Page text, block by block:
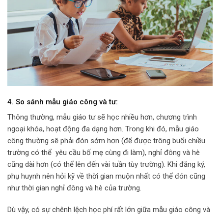
4. So sánh mẫu giáo công và tư:
Thông thường, mẫu giáo tư sẽ học nhiều hơn, chương trình
ngoại khóa, hoạt động đa dạng hơn. Trong khi đó, mẫu giáo
công thường sẽ phải đón sớm hơn (để được trông buổi chiều
trường có thể yêu cầu bố mẹ cùng đi làm), nghỉ đông và hè
cũng dài hơn (có thể lên đến vài tuần tùy trường). Khi đăng ký,
phụ huynh nên hỏi kỹ về thời gian muộn nhất có thể đón cũng
như thời gian nghỉ đông và hè của trường.
Dù vậy, có sự chênh lệch học phí rất lớn giữa mẫu giáo công và